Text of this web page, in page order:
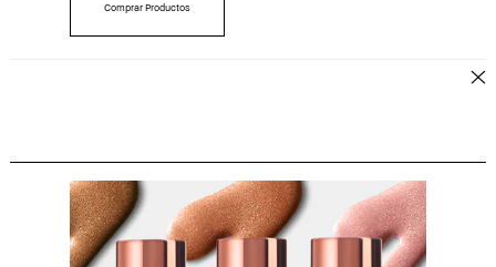
Comprar Productos